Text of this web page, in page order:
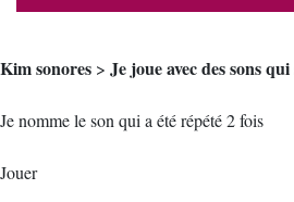
Kim sonores > Je joue avec des sons
Je nomme le son qui a été répété 2 fois
Jouer